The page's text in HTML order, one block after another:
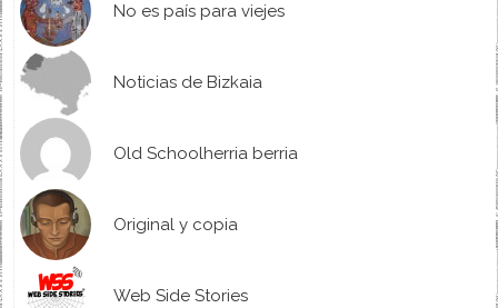
No es país para viejes
Noticias de Bizkaia
Old Schoolherria berria
Original y copia
Web Side Stories